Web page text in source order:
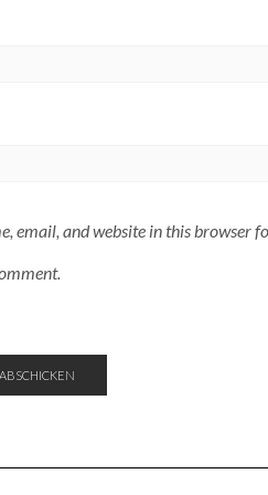
email, and website in this browser